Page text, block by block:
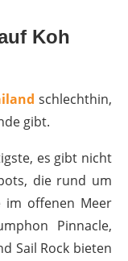
Koh
schlechthin,
gibt.
es gibt nicht
die rund um
im offenen Meer
Pinnacle,
Sail Rock bieten